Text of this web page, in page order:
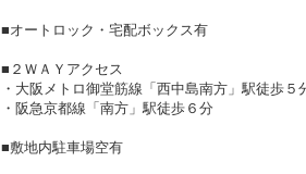
■オートロック・宅配ボックス有
■２ＷＡＹアクセス
・大阪メトロ御堂筋線「西中島南方」駅徒歩５
・阪急京都線「南方」駅徒歩６分
■敷地内駐車場空有